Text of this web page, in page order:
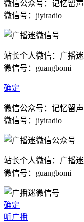
微信公众号：记忆留声
微信号：jiyiradio
站长个人微信：广播迷
微信号：guangbomi
确定
微信公众号：记忆留声
微信号：jiyiradio
站长个人微信：广播迷
微信号：guangbomi
确定
听广播